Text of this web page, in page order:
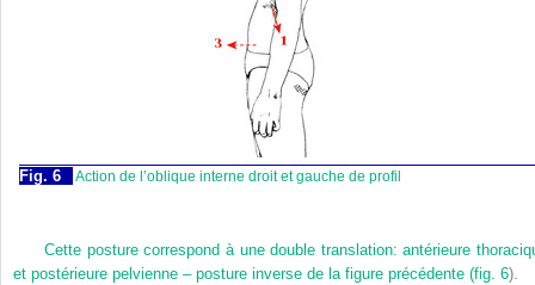
Fig. 6 Action de l’oblique interne droit et gauche de profil
Cette posture correspond à une double translation: antérieure
et postérieure pelvienne – posture inverse de la figure précédente (fig. 6).